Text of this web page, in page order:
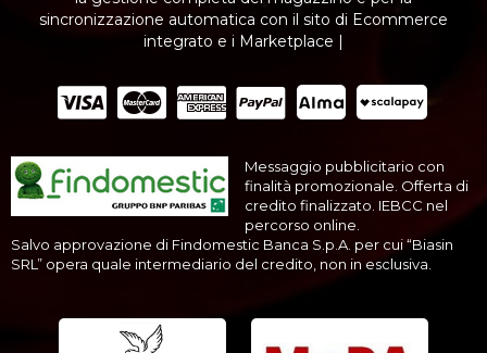
sincronizzazione automatica con il sito di Ecommerce
integrato e i Marketplace |
Messaggio pubblicitario con
finalità promozionale. Offerta di
credito finalizzato. IEBCC nel
percorso online.
Salvo approvazione di Findomestic Banca S.p.A. per cui “Biasin
SRL” opera quale intermediario del credito, non in esclusiva.